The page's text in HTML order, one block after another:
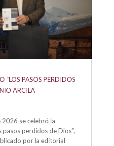
“LOS PASOS PERDIDOS
ARCILA
se celebró la
perdidos de Dios”,
por la editorial